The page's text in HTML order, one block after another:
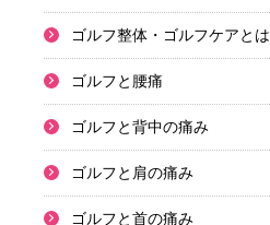
ゴルフ整体・ゴルフケアとは
ゴルフと腰痛
ゴルフと背中の痛み
ゴルフと肩の痛み
ゴルフと首の痛み